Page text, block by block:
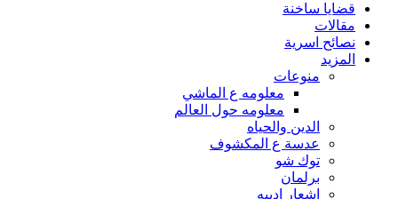
قضايا ساخنة
مقالات
نصائح اسرية
المزيد
منوعات
معلومه ع الماشي
معلومه حول العالم
الدين والحياه
عدسة ع المكشوف
توك شو
برلمان
اشعار ادبيه